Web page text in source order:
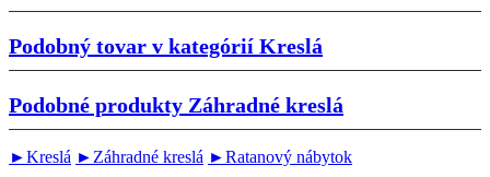
Podobný tovar v kategórií Kreslá
Podobné produkty Záhradné kreslá
►Kreslá ►Záhradné kreslá ►Ratanový nábytok